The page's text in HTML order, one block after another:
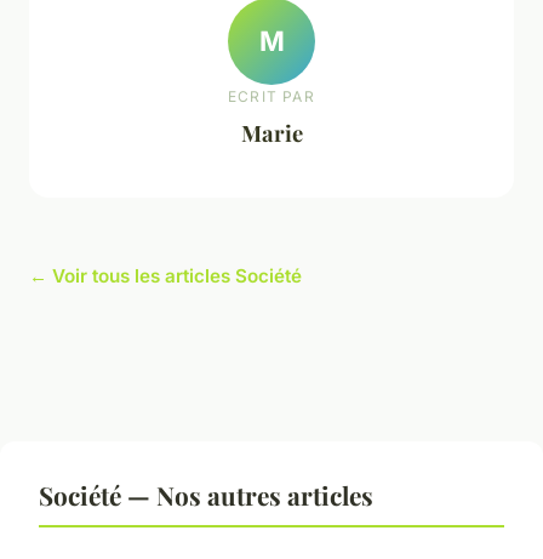
M
ECRIT PAR
Marie
← Voir tous les articles Société
Société — Nos autres articles